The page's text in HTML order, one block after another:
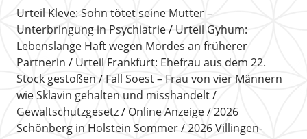
Urteil Kleve: Sohn tötet seine Mutter –
Unterbringung in Psychiatrie
Urteil Gyhum:
Lebenslange Haft wegen Mordes an früherer
Partnerin
Urteil Frankfurt: Ehefrau aus dem 22.
Stock gestoßen
Fall Soest – Frau von vier Männern
wie Sklavin gehalten und misshandelt
Gewaltschutzgesetz
Online Anzeige
2026
Schönberg in Holstein Sommer
2026 Villingen-